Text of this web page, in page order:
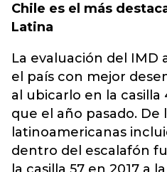
Chile es el más
Latina
La evaluación del IMD
el país con mejor
al ubicarlo en la casilla
que el año pasado. De
latinoamericanas
dentro del escalafón